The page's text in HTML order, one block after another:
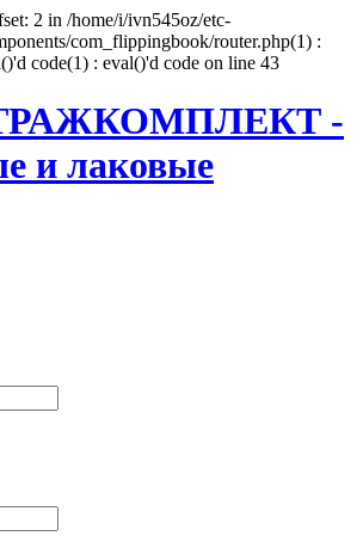
2 in /home/i/ivn545oz/etc-
com_flippingbook/router.php(1) :
code(1) : eval()'d code on line 43
-
и лаковые